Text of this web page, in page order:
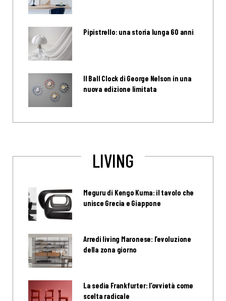
Pipistrello: una storia lunga 60 anni
Il Ball Clock di George Nelson in una
nuova edizione limitata
LIVING
Meguru di Kengo Kuma: il tavolo che
unisce Grecia e Giappone
Arredi living Maronese: l’evoluzione
della zona giorno
La sedia Frankfurter: l’ovvietà come
scelta radicale